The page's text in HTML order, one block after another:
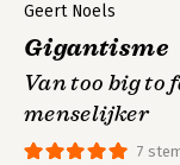
7
Geert Noels
Gigantisme
Van too big
menselijker